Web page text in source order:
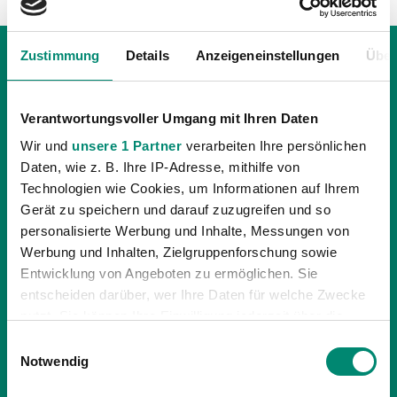
Zustimmung Details Anzeigeneinstellungen
Verantwortungsvoller Umgang mit Ihren Daten
Wir und unsere 1 Partner verarbeiten Ihre persönlichen
Daten, wie z. B. Ihre IP-Adresse, mithilfe von
Technologien wie Cookies, um Informationen auf Ihrem
Gerät zu speichern und darauf zuzugreifen und so
personalisierte Werbung und Inhalte, Messungen von
Werbung und Inhalten, Zielgruppenforschung sowie
Entwicklung von Angeboten zu ermöglichen. Sie
entscheiden darüber, wer Ihre Daten für welche Zwecke
Trigger Symbol ändern oder widerrufen
Notwendig
FAN- UND TICKETINFOS SVR VS.